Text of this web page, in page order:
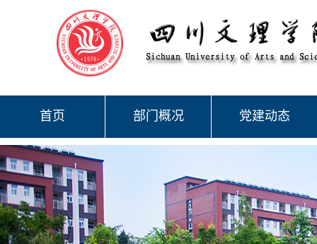
首页 部门概况 党建动态